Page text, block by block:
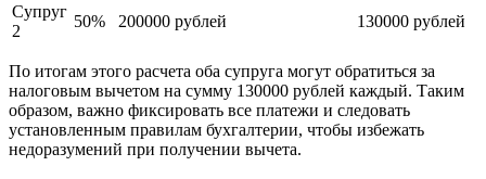
Супруг
2
50% 200000 рублей 130000 рублей
По итогам этого расчета оба супруга могут обратиться за
налоговым вычетом на сумму 130000 рублей каждый. Таким
образом, важно фиксировать все платежи и следовать
установленным правилам бухгалтерии, чтобы избежать
недоразумений при получении вычета.